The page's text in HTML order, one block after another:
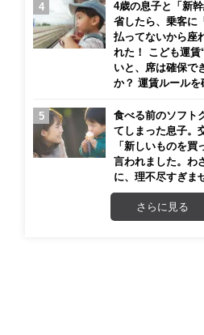
4歳の息子と「新
省したら、乗客に
払ってないから座
れた！ こども運賃
いと、席は確保で
か？ 運賃ルールを
食べる前のソフト
てしまった息子。
「新しいものを買
言われました。わ
に、理不尽すぎま
さらに見る